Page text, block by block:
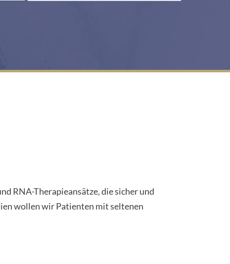
s
RNA-Therapieansätze, die sicher und
wollen wir Patienten mit seltenen